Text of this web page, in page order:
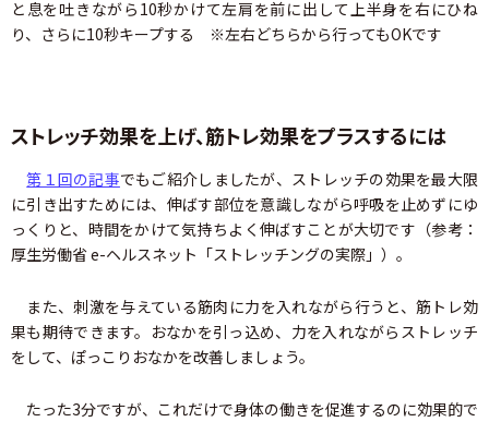
と息を吐きながら10秒かけて左肩を前に出して上半身を右にひね
り、さらに10秒キープする ※左右どちらから行ってもOKです
ストレッチ効果を上げ、筋トレ効果をプラスするには
第１回の記事でもご紹介しましたが、ストレッチの効果を最大限
に引き出すためには、伸ばす部位を意識しながら呼吸を止めずにゆ
っくりと、時間をかけて気持ちよく伸ばすことが大切です（参考：
厚生労働省 e-ヘルスネット「ストレッチングの実際」）。
また、刺激を与えている筋肉に力を入れながら行うと、筋トレ効
果も期待できます。おなかを引っ込め、力を入れながらストレッチ
をして、ぽっこりおなかを改善しましょう。
たった3分ですが、これだけで身体の働きを促進するのに効果的で